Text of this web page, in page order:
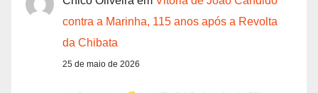
contra a Marinha, 115 anos após a Revolta
da Chibata
25 de maio de 2026